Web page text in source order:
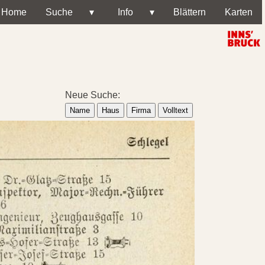
Home Suche ▾ Info ▾ Blättern Karten
Neue Suche:
Name Haus Firma Volltext